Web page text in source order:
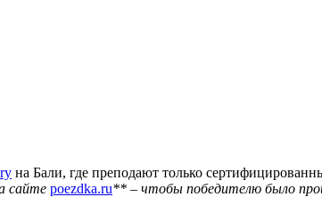
на Бали, где преподают только
сайте poezdka.ru** – чтобы победителю было